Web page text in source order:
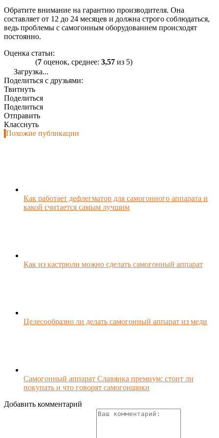
Обратите внимание на гарантию производителя. Она
составляет от 12 до 24 месяцев и должна строго соблюдаться,
ведь проблемы с самогонным оборудованием происходят
постоянно.
Оценка статьи:
(7 оценок, среднее: 3,57 из 5)
Загрузка...
Поделиться с друзьями:
Твитнуть
Поделиться
Поделиться
Отправить
Класснуть
Похожие публикации
Как работает дефлегматор для самогонного аппарата и
какой считается самым лучшим
Как из кастрюли можно сделать самогонный аппарат
Целесообразно ли делать самогонный аппарат из меди
Самогонный аппарат Славянка премиум: стоит ли
покупать и что говорят самогонщики
Добавить комментарий